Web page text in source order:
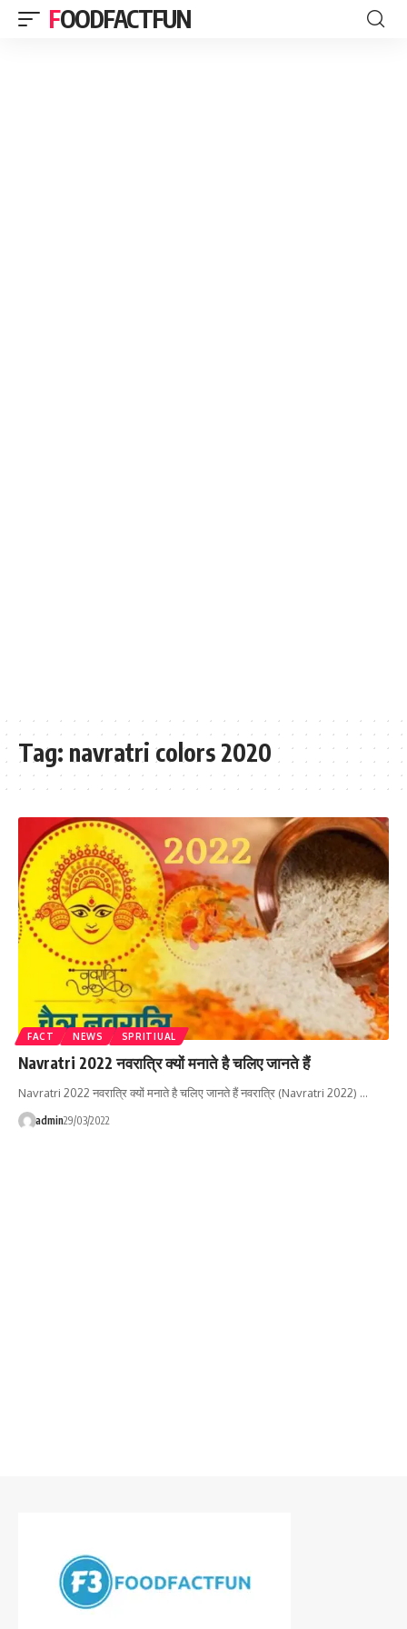
FOODFACTFUN
Tag: navratri colors 2020
FACT NEWS SPRITIUAL
Navratri 2022 नवरात्रि क्यों मनाते है चलिए जानते हैं
Navratri 2022 नवरात्रि क्यों मनाते है चलिए जानते हैं नवरात्रि (Navratri 2022) …
admin29/03/2022